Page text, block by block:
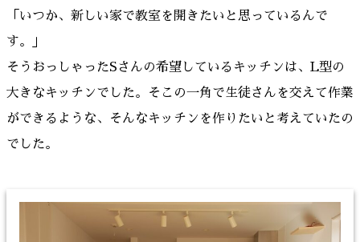
「いつか、新しい家で教室を開きたいと思っているんで
す。」
そうおっしゃったSさんの希望しているキッチンは、L型の
大きなキッチンでした。そこの一角で生徒さんを交えて作業
ができるような、そんなキッチンを作りたいと考えていたの
でした。